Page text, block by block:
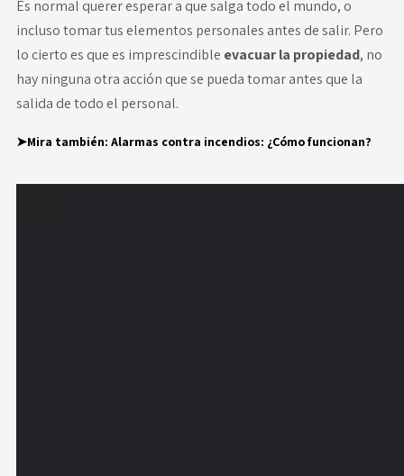
Es normal querer esperar a que salga todo el mundo, o
incluso tomar tus elementos personales antes de salir. Pero
lo cierto es que es imprescindible evacuar la propiedad, no
hay ninguna otra acción que se pueda tomar antes que la
salida de todo el personal.
➤Mira también: Alarmas contra incendios: ¿Cómo funcionan?